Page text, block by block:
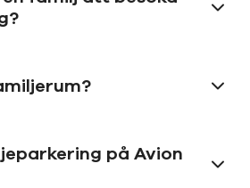
på Avion